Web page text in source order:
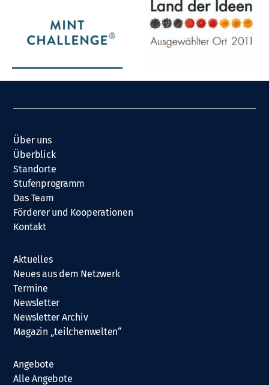
Über uns
Überblick
Standorte
Stufenprogramm
Das Team
Förderer und Kooperationen
Kontakt
Aktuelles
Neues aus dem Netzwerk
Termine
Newsletter
Newsletter Archiv
Magazin „teilchenwelten“
Angebote
Alle Angebote